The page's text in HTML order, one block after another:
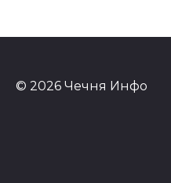
© 2026 Чечня Инфо